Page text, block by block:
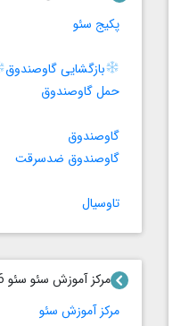
پکیج سئو
بازگشایی گاوصندوق
حمل گاوصندوق
گاوصندوق
گاوصندوق ضدسرقت
تاوسیال
مرکز آموزش سئو سئو 6
مرکز آموزش سئو